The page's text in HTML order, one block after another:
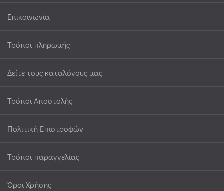
Επικοινωνία
Τρόποι πληρωμής
Δείτε τους καταλόγους μας
Τρόποι Αποστολής
Πολιτική Επιστροφών
Τρόποι παραγγελίας
Όροι Χρήσης